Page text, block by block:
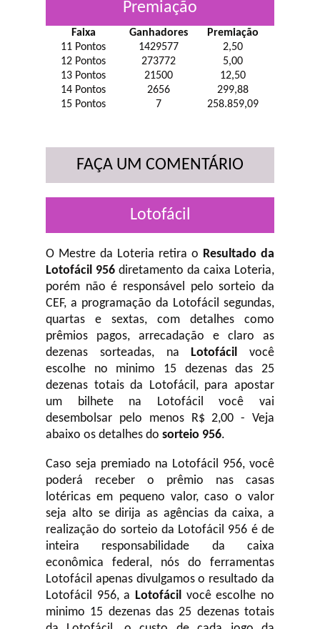
Premiação
Faixa Ganhadores
Premiação
11 Pontos
1429577
2,50
12 Pontos
273772
5,00
13 Pontos
21500
12,50
14 Pontos
2656
299,88
15 Pontos
7 258.859,09
FAÇA UM COMENTÁRIO
Lotofácil
O Mestre da Loteria retira o Resultado da
Lotofácil 956 diretamento da caixa Loteria,
porém não é responsável pelo sorteio da
CEF, a programação da Lotofácil segundas,
quartas e sextas, com detalhes como
prêmios pagos, arrecadação e claro as
dezenas sorteadas, na Lotofácil você
escolhe no minimo 15 dezenas das 25
dezenas totais da Lotofácil, para apostar
um bilhete na Lotofácil você vai
desembolsar pelo menos R$ 2,00 - Veja
abaixo os detalhes do sorteio 956.
Caso seja premiado na Lotofácil 956, você
poderá receber o prêmio nas casas
lotéricas em pequeno valor, caso o valor
seja alto se dirija as agências da caixa, a
realização do sorteio da Lotofácil 956 é de
inteira responsabilidade da caixa
econômica federal, nós do ferramentas
Lotofácil apenas divulgamos o resultado da
Lotofácil 956, a Lotofácil você escolhe no
minimo 15 dezenas das 25 dezenas totais